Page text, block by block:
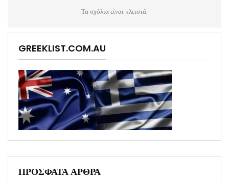
Τα σχόλια είναι κλειστά.
GREEKLIST.COM.AU
ΠΡΟΣΦΑΤΑ ΑΡΘΡΑ